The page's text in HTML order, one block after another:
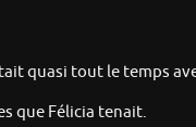
quasi tout le temps
que Félicia tenait.